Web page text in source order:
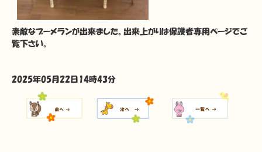
素敵なブーメランが出来ました。出来上がりは保護者専用ページでご
覧下さい。
2025年05月22日14時43分